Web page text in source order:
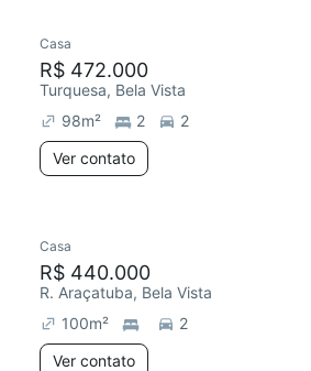
Casa
R$ 472.000
Turquesa, Bela Vista
98m² 2
2
Ver contato
Casa
R$ 440.000
R. Araçatuba, Bela Vista
100m²
2
Ver contato